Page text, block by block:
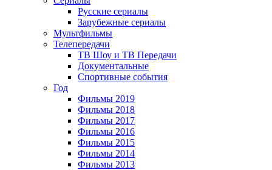
Русские сериалы
Зарубежные сериалы
Мультфильмы
Телепередачи
ТВ Шоу и ТВ Передачи
Документальные
Спортивные события
Год
Фильмы 2019
Фильмы 2018
Фильмы 2017
Фильмы 2016
Фильмы 2015
Фильмы 2014
Фильмы 2013